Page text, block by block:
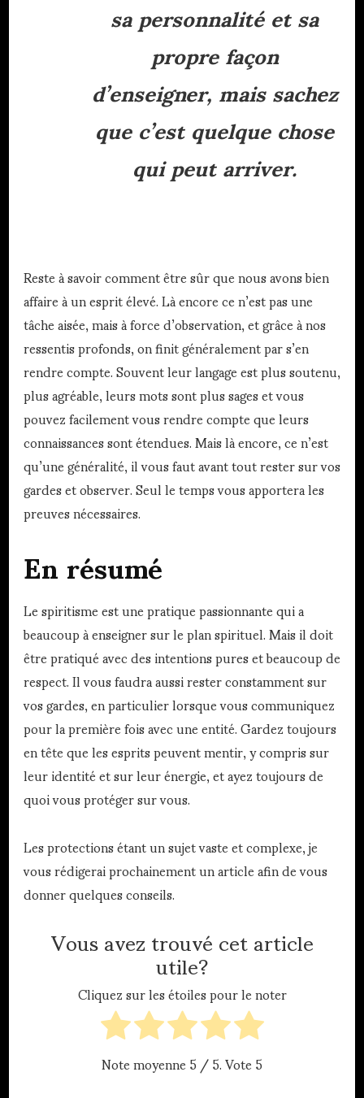
sa personnalité et sa
propre façon
d’enseigner, mais sachez
que c’est quelque chose
qui peut arriver.
Reste à savoir comment être sûr que nous avons bien
affaire à un esprit élevé. Là encore ce n’est pas une
tâche aisée, mais à force d’observation, et grâce à nos
ressentis profonds, on finit généralement par s’en
rendre compte. Souvent leur langage est plus soutenu,
plus agréable, leurs mots sont plus sages et vous
pouvez facilement vous rendre compte que leurs
connaissances sont étendues. Mais là encore, ce n’est
qu’une généralité, il vous faut avant tout rester sur vos
gardes et observer. Seul le temps vous apportera les
preuves nécessaires.
En résumé
Le spiritisme est une pratique passionnante qui a
beaucoup à enseigner sur le plan spirituel. Mais il doit
être pratiqué avec des intentions pures et beaucoup de
respect. Il vous faudra aussi rester constamment sur
vos gardes, en particulier lorsque vous communiquez
pour la première fois avec une entité. Gardez toujours
en tête que les esprits peuvent mentir, y compris sur
leur identité et sur leur énergie, et ayez toujours de
quoi vous protéger sur vous.
Les protections étant un sujet vaste et complexe, je
vous rédigerai prochainement un article afin de vous
donner quelques conseils.
Vous avez trouvé cet article
utile?
Cliquez sur les étoiles pour le noter
Note moyenne5/ 5. Vote5